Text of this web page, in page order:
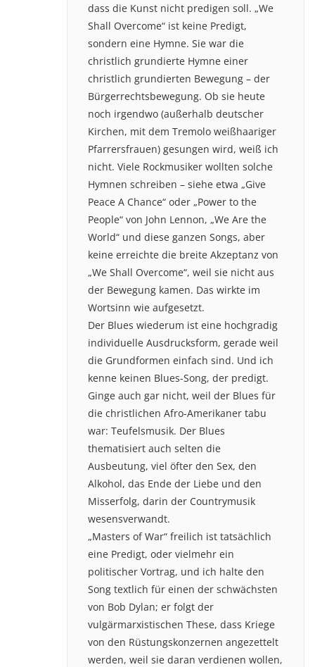
dass die Kunst nicht predigen soll. „We
Shall Overcome“ ist keine Predigt,
sondern eine Hymne. Sie war die
christlich grundierte Hymne einer
christlich grundierten Bewegung – der
Bürgerrechtsbewegung. Ob sie heute
noch irgendwo (außerhalb deutscher
Kirchen, mit dem Tremolo weißhaariger
Pfarrersfrauen) gesungen wird, weiß ich
nicht. Viele Rockmusiker wollten solche
Hymnen schreiben – siehe etwa „Give
Peace A Chance“ oder „Power to the
People“ von John Lennon, „We Are the
World“ und diese ganzen Songs, aber
keine erreichte die breite Akzeptanz von
„We Shall Overcome“, weil sie nicht aus
der Bewegung kamen. Das wirkte im
Wortsinn wie aufgesetzt.
Der Blues wiederum ist eine hochgradig
individuelle Ausdrucksform, gerade weil
die Grundformen einfach sind. Und ich
kenne keinen Blues-Song, der predigt.
Ginge auch gar nicht, weil der Blues für
die christlichen Afro-Amerikaner tabu
war: Teufelsmusik. Der Blues
thematisiert auch selten die
Ausbeutung, viel öfter den Sex, den
Alkohol, das Ende der Liebe und den
Misserfolg, darin der Countrymusik
wesensverwandt.
„Masters of War“ freilich ist tatsächlich
eine Predigt, oder vielmehr ein
politischer Vortrag, und ich halte den
Song textlich für einen der schwächsten
von Bob Dylan; er folgt der
vulgärmarxistischen These, dass Kriege
von den Rüstungskonzernen angezettelt
werden, weil sie daran verdienen wollen,